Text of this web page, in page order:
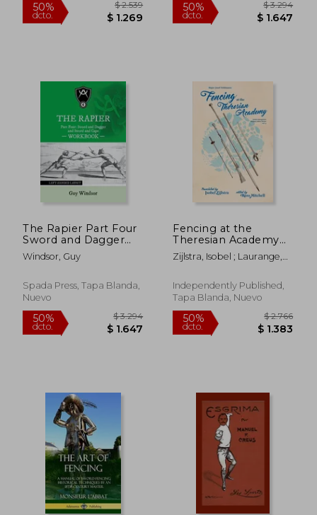
Controll (en Inglés)
dcto. $ 1.269
50%
dcto.
The Rapier Part Four
Sword and Dagger
and Sword and Cape
Workbook: Left
Inglés)
Windsor, Guy
Spada Press, Tapa Blanda,
Nuevo
50%
dcto. $ 1.647
Fencing at the
Theresian Academy
(en Inglés)
Zijlstra, Isobel ; Laurange,
Independently Published,
Tapa Blanda, Nuevo
50%
dcto.